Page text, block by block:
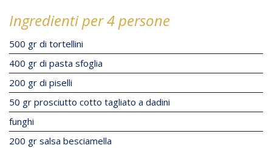
Ingredienti per 4 persone
500 gr di tortellini
400 gr di pasta sfoglia
200 gr di piselli
50 gr prosciutto cotto tagliato a dadini
funghi
200 gr salsa besciamella